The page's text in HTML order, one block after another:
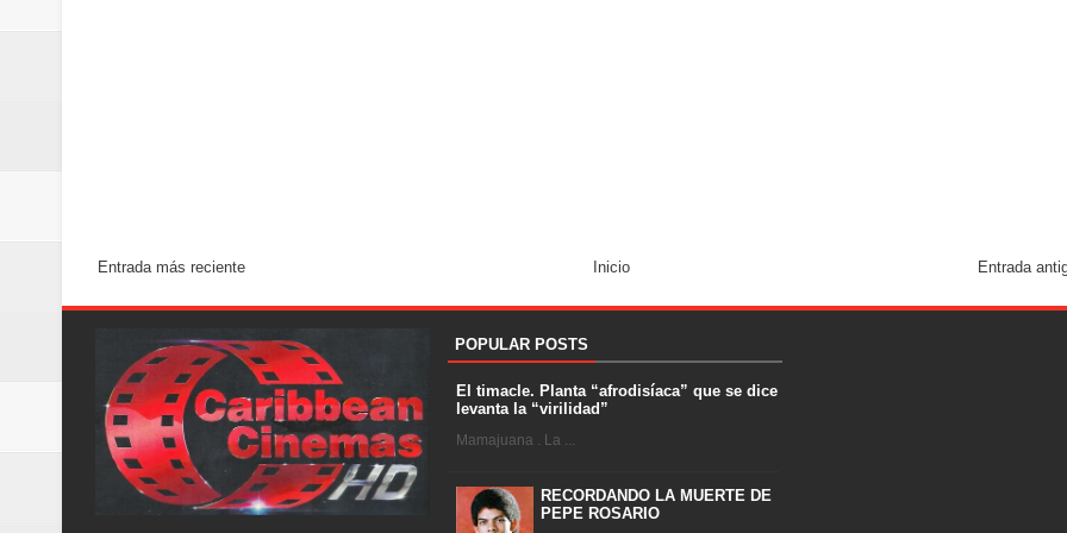
Entrada más reciente Entrada
Inicio
POPULAR POSTS
El timacle. Planta “afrodisíaca” que se dice
levanta la “virilidad”
Mamajuana . La ...
RECORDANDO LA MUERTE DE
PEPE ROSARIO